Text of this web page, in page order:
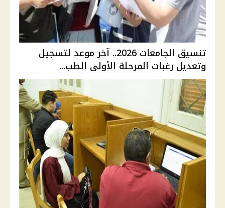
تنسيق الجامعات 2026.. آخر موعد لتسجيل
وتعديل رغبات المرحلة الأولى الطب...